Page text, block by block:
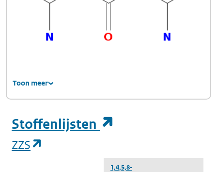
Toon meer
Stoffenlijsten
ZZS
1,4,5,8-